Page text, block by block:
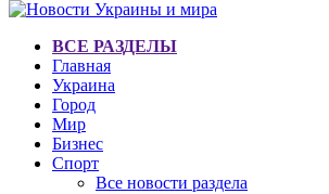
ВСЕ РАЗДЕЛЫ
Главная
Украина
Город
Мир
Бизнес
Спорт
Все новости раздела